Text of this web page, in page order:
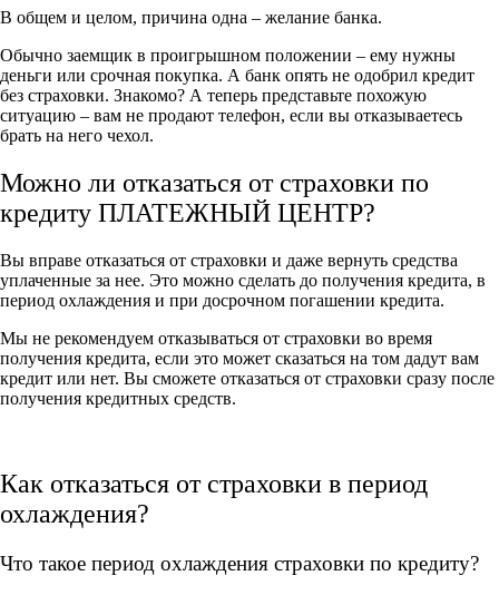
В общем и целом, причина одна – желание банка.
Обычно заемщик в проигрышном положении – ему нужны
деньги или срочная покупка. А банк опять не одобрил кредит
без страховки. Знакомо? А теперь представьте похожую
ситуацию – вам не продают телефон, если вы отказываетесь
брать на него чехол.
Можно ли отказаться от страховки по
кредиту ПЛАТЕЖНЫЙ ЦЕНТР?
Вы вправе отказаться от страховки и даже вернуть средства
уплаченные за нее. Это можно сделать до получения кредита, в
период охлаждения и при досрочном погашении кредита.
Мы не рекомендуем отказываться от страховки во время
получения кредита, если это может сказаться на том дадут вам
кредит или нет. Вы сможете отказаться от страховки сразу после
получения кредитных средств.
Как отказаться от страховки в период
охлаждения?
Что такое период охлаждения страховки по кредиту?